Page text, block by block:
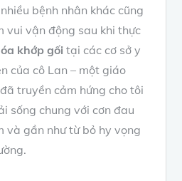
bệnh nhân khác cũng
vui vận động sau khi thực
khớp gối tại các cơ sở y
của cô Lan – một giáo
truyền cảm hứng cho tôi
sống chung với cơn đau
và gần như từ bỏ hy vọng